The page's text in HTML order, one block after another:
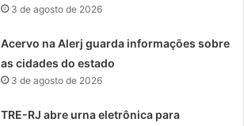
3 de agosto de 2026
Acervo na Alerj guarda informações sobre
as cidades do estado
3 de agosto de 2026
TRE-RJ abre urna eletrônica para